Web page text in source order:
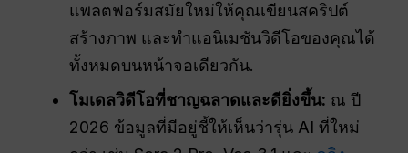
แพลตฟอร์มสมัยใหม่ให้คุณเขียนสคริปต์
สร้างภาพ และทำแอนิเมชันวิดีโอของคุณได้
ทั้งหมดบนหน้าจอเดียวกัน.
โมเดลวิดีโอที่ชาญฉลาดและดียิ่งขึ้น: ณ ปี
2026 ข้อมูลที่มีอยู่ชี้ให้เห็นว่ารุ่น AI ที่ใหม่